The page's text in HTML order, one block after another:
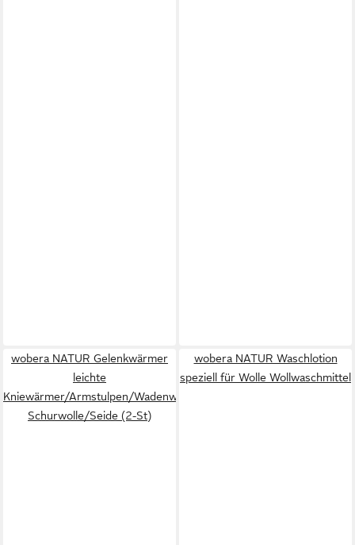
wobera NATUR Gelenkwärmer
leichte
Kniewärmer/Armstulpen/Wadenwärmer
Schurwolle/Seide (2-St)
wobera NATUR Waschlotion
speziell für Wolle Wollwaschmittel